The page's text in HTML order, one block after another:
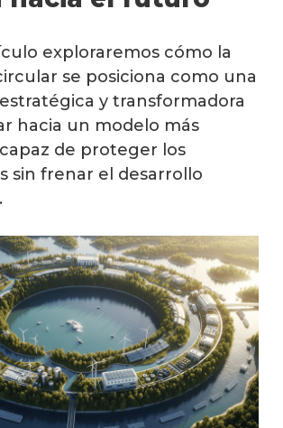
exploraremos cómo la
se posiciona como una
y transformadora
hacia un modelo más
de proteger los
sin frenar el desarrollo